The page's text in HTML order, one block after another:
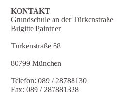
KONTAKT
Grundschule an der Türkenstraße
Brigitte Paintner
Türkenstraße 68
80799 München
Telefon: 089 / 28788130
Fax: 089 / 287881328